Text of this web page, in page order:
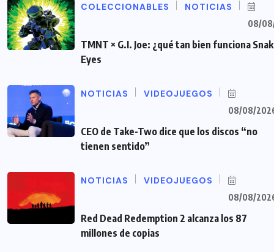
COLECCIONABLES NOTICIAS
08/
TMNT × G.I. Joe: ¿qué tan bien funciona
Eyes
NOTICIAS VIDEOJUEGOS
08/08/
CEO de Take-Two dice que los discos “no
tienen sentido”
NOTICIAS VIDEOJUEGOS
08/08/
Red Dead Redemption 2 alcanza los 87
millones de copias